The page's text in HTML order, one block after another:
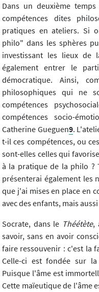
Dans un deuxième
compétences dites
pratiques en ateliers. Si
philo" dans les sphères
investissant les lieux
également entrer le
démocratique. Ainsi,
philosophiques qui ne
compétences
compétences socio-
Catherine Gueguen9.
t-il ces compétences, ou
sont-elles celles qui
à la pratique de la philo ?
présenterai également les
que j'ai mises en place en
avec des enfants, mais
Socrate, dans le Théétète,
savoir, sans en avoir
faire ressouvenir : c'est la
Celle-ci est fondée sur
Puisque l'âme est
Cette maïeutique de l'âme